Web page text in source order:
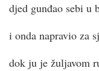
djed gunđao sebi u
i onda napravio za
dok ju je žuljavom